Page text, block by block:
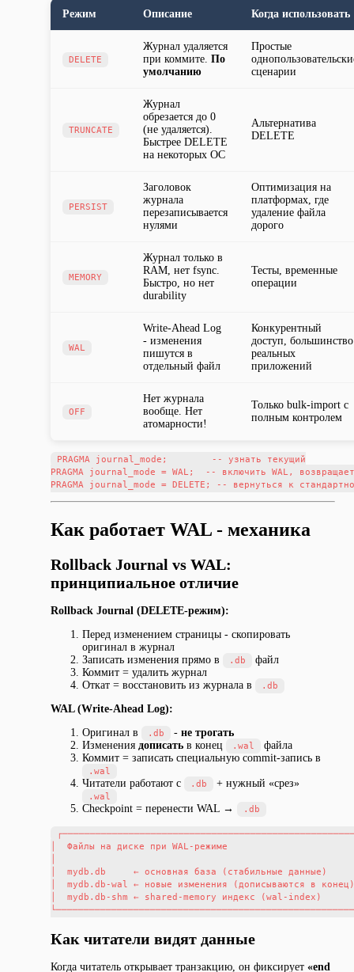
Режим Описание Когда использовать
DELETE
Журнал удаляется
при коммите. По
умолчанию
Простые
сценарии
TRUNCATE
Журнал
обрезается до 0
(не удаляется).
Быстрее DELETE
на некоторых ОС
Альтернатива
DELETE
PERSIST
Заголовок
журнала
перезаписывается
нулями
Оптимизация на
платформах, где
удаление файла
дорого
MEMORY
Журнал только в
RAM, нет fsync.
Быстро, но нет
durability
Тесты, временные
операции
WAL
Write-Ahead Log
- изменения
пишутся в
отдельный файл
Конкурентный
доступ, большинство
реальных
приложений
OFF
Нет журнала
вообще. Нет
атомарности!
Только bulk-import с
полным контролем
PRAGMA journal_mode;        -- узнать текущий
PRAGMA journal_mode = WAL;  -- включить WAL,
Как работает WAL - механика
Rollback Journal vs WAL:
принципиальное отличие
Rollback Journal (DELETE-режим):
Перед изменением страницы - скопировать
оригинал в журнал
Записать изменения прямо в
.db
файл
Коммит = удалить журнал
Откат = восстановить из журнала в
.db
WAL (Write-Ahead Log):
Оригинал в
.db - не трогать
Изменения дописать в конец .wal
файла
Коммит = записать специальную commit-запись в
.wal
Читатели работают с .db + нужный «срез»
.wal
Checkpoint = перенести WAL → .db
│  Файлы на диске при WAL-режиме
│  mydb.db     ← основная база (стабильные данные)
│  mydb.db-wal ← новые изменения (дописываются в
│  mydb.db-shm ← shared-memory индекс (wal-index)
Как читатели видят данные
Когда читатель открывает транзакцию, он фиксирует «end